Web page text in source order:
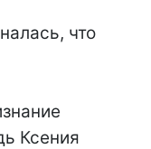
что
Ксения